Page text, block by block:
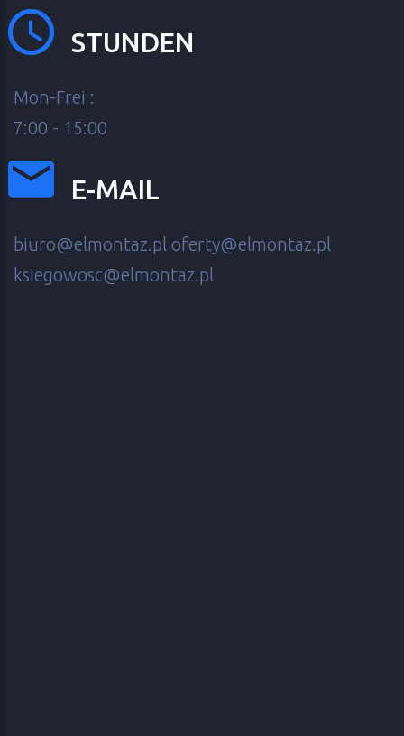
STUNDEN
Mon-Frei :
7:00 - 15:00
E-MAIL
biuro@elmontaz.pl oferty@elmontaz.pl
ksiegowosc@elmontaz.pl